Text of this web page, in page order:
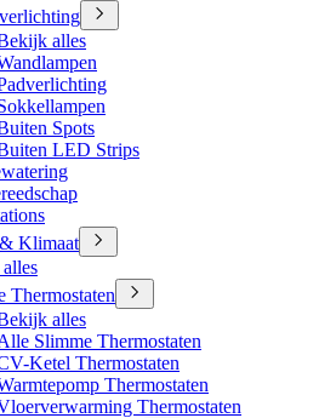
alles
Spots
LED Strips
Klimaat
Thermostaten
alles
Slimme Thermostaten
Ketel Thermostaten
Thermostaten
Thermostaten